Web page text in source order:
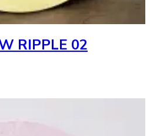
RIPPLE 02